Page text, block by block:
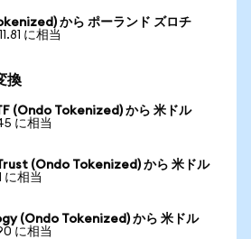
から ポーランド ズロチ
に相当
換
(Ondo Tokenized) から 米ドル
に相当
(Ondo Tokenized) から 米ドル
に相当
(Ondo Tokenized) から 米ドル
に相当